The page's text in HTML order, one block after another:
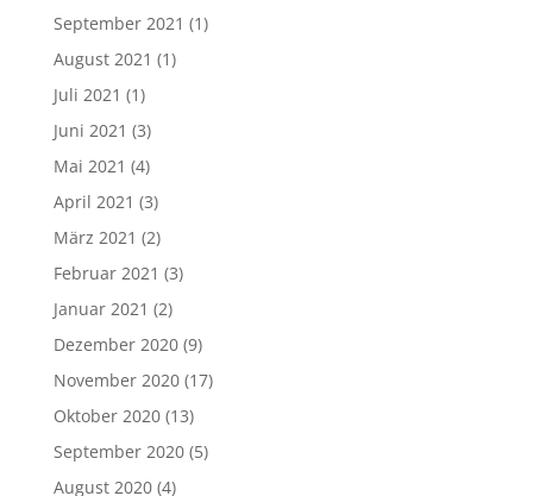
September 2021 (1)
August 2021 (1)
Juli 2021 (1)
Juni 2021 (3)
Mai 2021 (4)
April 2021 (3)
März 2021 (2)
Februar 2021 (3)
Januar 2021 (2)
Dezember 2020(9)
November 2020(17)
Oktober 2020(13)
September 2020(5)
August 2020(4)